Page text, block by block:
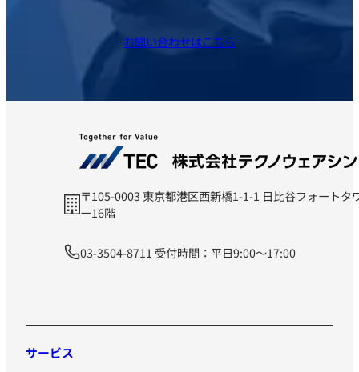
お問い合わせはこちら
〒105-0003 東京都港区西新橋1-1-1 日比谷フォートタ
ー16階
03-3504-8711 受付時間：平日9:00～17:00
サービス